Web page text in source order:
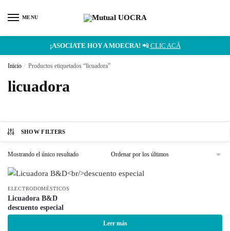
MENU
¡ASOCIATE HOY A MOECRA! 📲 CLIC ACÁ
Inicio / Productos etiquetados “licuadora”
licuadora
SHOW FILTERS
Mostrando el único resultado
ELECTRODOMÉSTICOS
Licuadora B&D
descuento especial
Leer más